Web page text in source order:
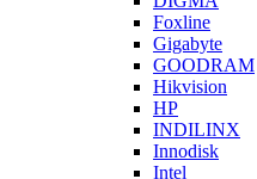
Foxline
Gigabyte
GOODRAM
Hikvision
HP
INDILINX
Innodisk
Intel